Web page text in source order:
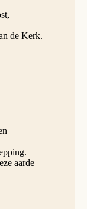
de Kerk.
aarde